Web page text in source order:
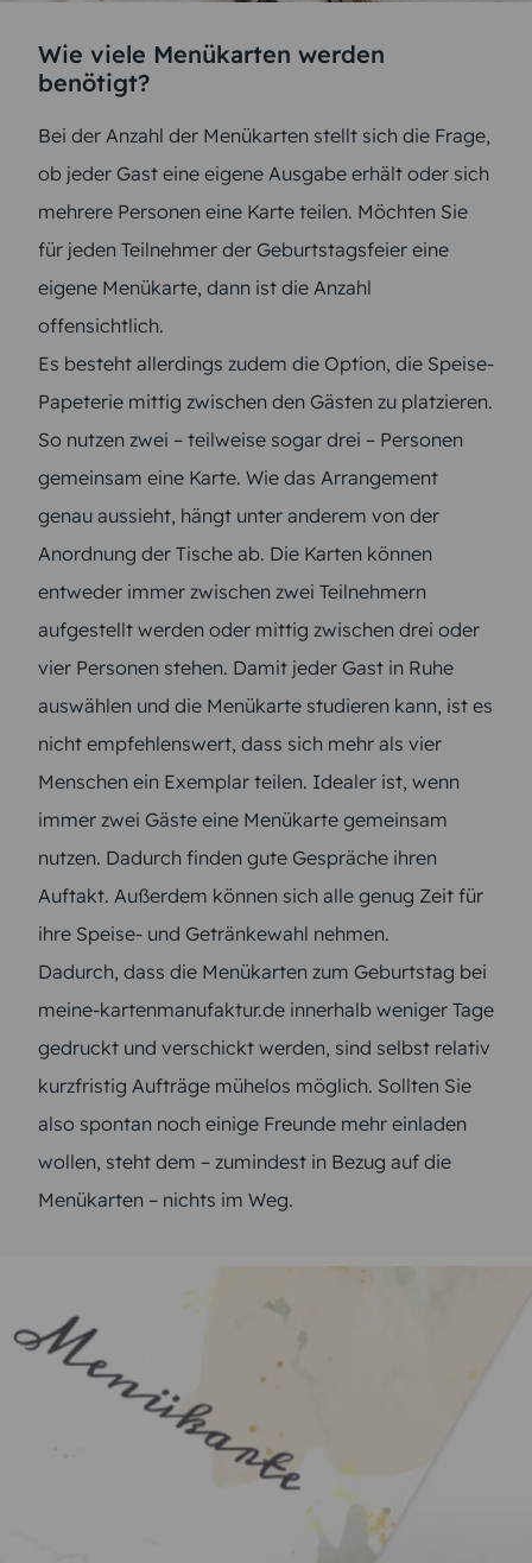
Wie viele Menükarten werden
benötigt?
Bei der Anzahl der Menükarten stellt sich die Frage,
ob jeder Gast eine eigene Ausgabe erhält oder sich
mehrere Personen eine Karte teilen. Möchten Sie
für jeden Teilnehmer der Geburtstagsfeier eine
eigene Menükarte, dann ist die Anzahl
offensichtlich.
Es besteht allerdings zudem die Option, die Speise-
Papeterie mittig zwischen den Gästen zu platzieren.
So nutzen zwei – teilweise sogar drei – Personen
gemeinsam eine Karte. Wie das Arrangement
genau aussieht, hängt unter anderem von der
Anordnung der Tische ab. Die Karten können
entweder immer zwischen zwei Teilnehmern
aufgestellt werden oder mittig zwischen drei oder
vier Personen stehen. Damit jeder Gast in Ruhe
auswählen und die Menükarte studieren kann, ist es
nicht empfehlenswert, dass sich mehr als vier
Menschen ein Exemplar teilen. Idealer ist, wenn
immer zwei Gäste eine Menükarte gemeinsam
nutzen. Dadurch finden gute Gespräche ihren
Auftakt. Außerdem können sich alle genug Zeit für
ihre Speise- und Getränkewahl nehmen.
Dadurch, dass die Menükarten zum Geburtstag bei
meine-kartenmanufaktur.de innerhalb weniger Tage
gedruckt und verschickt werden, sind selbst relativ
kurzfristig Aufträge mühelos möglich. Sollten Sie
also spontan noch einige Freunde mehr einladen
wollen, steht dem – zumindest in Bezug auf die
Menükarten – nichts im Weg.